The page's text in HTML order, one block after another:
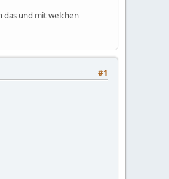
das und mit welchen
#1